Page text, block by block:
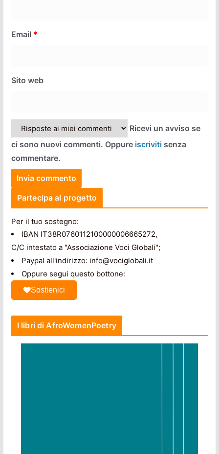
Email *
Sito web
Ricevi un avviso se
ci sono nuovi commenti. Oppure iscrivitisenza
commentare.
Partecipa al progetto
Per il tuo sostegno:
IBAN IT38R0760112100000006665272,
C/C intestato a "Associazione Voci Globali";
Paypal all'indirizzo: info@vociglobali.it
Oppure segui questo bottone:
Sostienici
I libri di AfroWomenPoetry